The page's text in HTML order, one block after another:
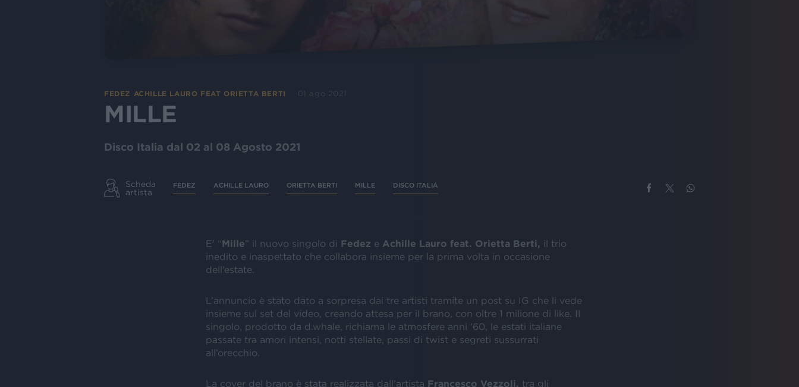
FEDEZ ACHILLE LAURO FEAT ORIETTA BERTI 01 ago 2021
MILLE
Disco Italia dal 02 al 08 Agosto 2021
Scheda
artista
FEDEZ ACHILLE LAURO ORIETTA BERTI MILLE DISCO ITALIA
E' “Mille” il nuovo singolo di Fedez e Achille Lauro feat. Orietta Berti, il trio
inedito e inaspettato che collabora insieme per la prima volta in occasione
dell’estate.
L’annuncio è stato dato a sorpresa dai tre artisti tramite un post su IG che li vede
insieme sul set del video, creando attesa per il brano, con oltre 1 milione di like. Il
singolo, prodotto da d.whale, richiama le atmosfere anni ’60, le estati italiane
passate tra amori intensi, notti stellate, passi di twist e segreti sussurrati
all’orecchio.
La cover del brano è stata realizzata dall’artista Francesco Vezzoli, tra gli